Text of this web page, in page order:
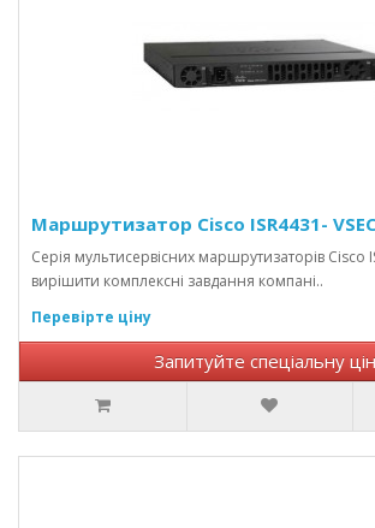
Маршрутизатор Cisco ISR4431-
Серія мультисервісних маршрутизаторів Cisco
вирішити комплексні завдання компані..
Перевірте ціну
Запитуйте спеціальну